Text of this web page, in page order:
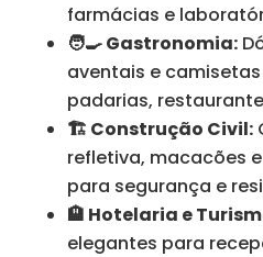
farmácias e
🧑‍🍳 Gastronomia:
aventais e
padarias,
🏗️ Construção Civil:
refletiva, macacões
para segurança e
🏨 Hotelaria e
elegantes para